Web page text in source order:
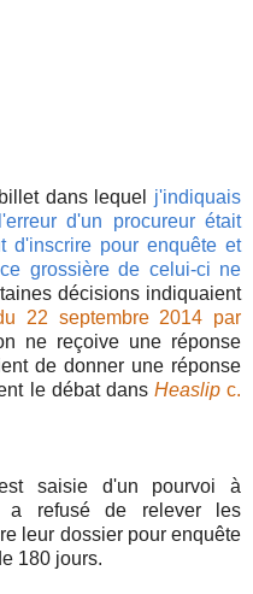
dans lequel j'indiquais
d'un procureur était
d'inscrire pour enquête et
grossière de celui-ci ne
décisions indiquaient
22 septembre 2014 par
ne reçoive une réponse
de donner une réponse
le débat dans Heaslipc.
saisie d'un pourvoi à
a refusé de relever les
leur dossier pour enquête
180 jours.